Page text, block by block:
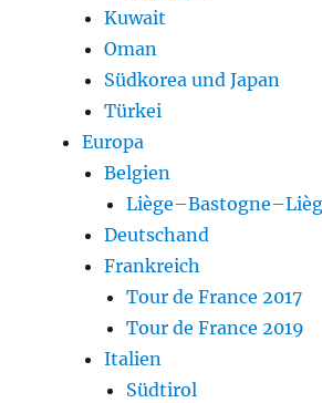
Kuwait
Oman
Südkorea und Japan
Türkei
Europa
Belgien
Deutschand
Frankreich
Tour de France 2017
Tour de France 2019
Italien
Südtirol